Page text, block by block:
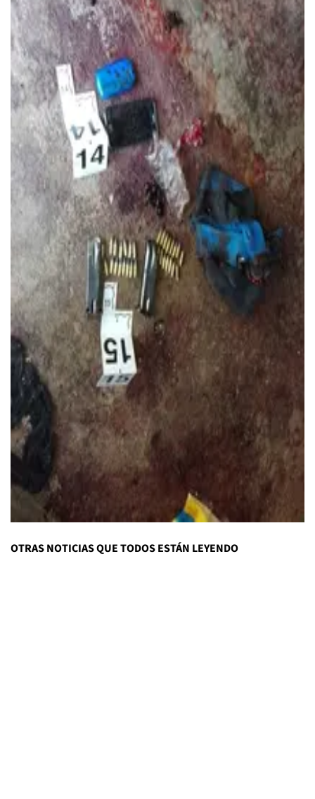
OTRAS NOTICIAS QUE TODOS ESTÁN LEYENDO